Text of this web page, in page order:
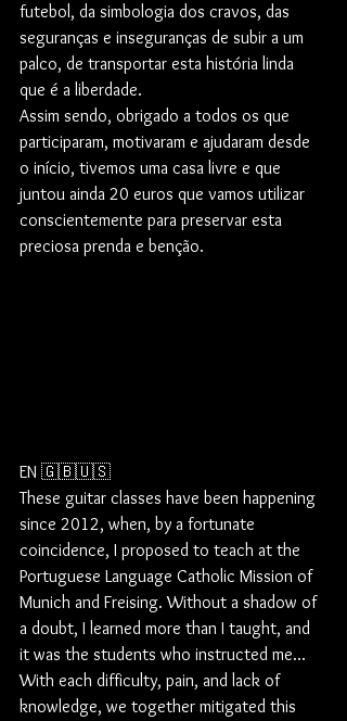
futebol, da simbologia dos cravos, das
seguranças e inseguranças de subir a um
palco, de transportar esta história linda
que é a liberdade.
Assim sendo, obrigado a todos os que
participaram, motivaram e ajudaram desde
o início, tivemos uma casa livre e que
juntou ainda 20 euros que vamos utilizar
conscientemente para preservar esta
preciosa prenda e benção.
EN 🇬🇧🇺🇸
These guitar classes have been happening
since 2012, when, by a fortunate
coincidence, I proposed to teach at the
Portuguese Language Catholic Mission of
Munich and Freising. Without a shadow of
a doubt, I learned more than I taught, and
it was the students who instructed me...
With each difficulty, pain, and lack of
knowledge, we together mitigated this